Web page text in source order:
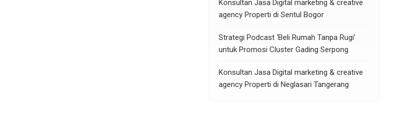
Konsultan Jasa Digital marketing & creative
agency Properti di Sentul Bogor
Strategi Podcast ‘Beli Rumah Tanpa Rugi’
untuk Promosi Cluster Gading Serpong
Konsultan Jasa Digital marketing & creative
agency Properti di Neglasari Tangerang